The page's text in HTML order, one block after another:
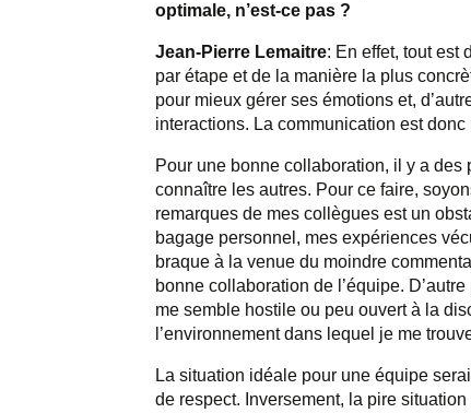
optimale, n’est-ce pas ?
Jean-Pierre Lemaitre: En effet, tout est
par étape et de la manière la plus
pour mieux gérer ses émotions et,
interactions. La communication est
Pour une bonne collaboration, il y a
connaître les autres. Pour ce faire,
remarques de mes collègues est un
bagage personnel, mes expériences
braque à la venue du moindre
bonne collaboration de l’équipe.
me semble hostile ou peu ouvert à la
l’environnement dans lequel je me
La situation idéale pour une équipe
de respect. Inversement, la pire